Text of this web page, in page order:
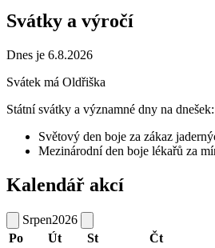
Svátky a výročí
Dnes je 6.8.2026
Svátek má Oldřiška
Státní svátky a významné dny na dnešek:
Světový den boje za zákaz
Mezinárodní den boje lékařů za
Kalendář akcí
Srpen2026
Po
Út St Čt